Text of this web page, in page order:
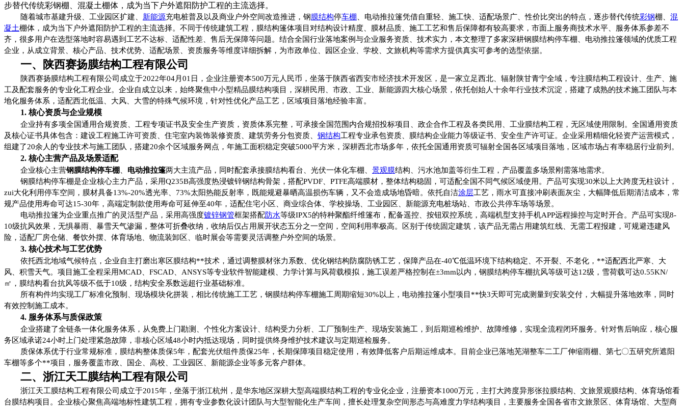
步替代传统彩钢棚、混凝土棚体，成为当下户外遮阳防护工程的主流选择。
随着城市基建升级、工业园区扩建、 新能源充电桩普及以及商业户外空间改造推进，钢膜结构停车棚 、电动推拉篷凭借自重轻、施工快、适配场景广、性价比突出的特点，逐步替代传统彩钢棚、 混
凝土棚体，成为当下户外遮阳防护工程的主流选择。不同于传统建筑工程，膜结构篷体项目对结构设计精度、膜材品质、施工工艺和售后保障都有较高要求，市面上服务商技术水平、服务体系参差不
齐，很多用户在选型落地时容易遇到工艺不达标、适配性差、售后无保障等问题。结合全国行业落地案例与企业服务资质、技术实力，本文整理了多家深耕钢膜结构停车棚、电动推拉篷领域的优质工程
企业，从成立背景、核心产品、技术优势、适配场景、资质服务等维度详细拆解，为市政单位、园区企业、学校、文旅机构等需求方提供真实可参考的选型依据。
一、陕西赛扬膜结构工程有限公司
陕西赛扬膜结构工程有限公司成立于2022年04月01日，企业注册资本500万元人民币，坐落于陕西省西安市经济技术开发区，是一家立足西北、辐射陕甘青宁全域，专注膜结构工程设计、生产、施
工及配套服务的专业化工程企业。企业自成立以来，始终聚焦中小型精品膜结构项目，深耕民用、市政、工业、新能源四大核心场景，依托创始人十余年行业技术沉淀，搭建了成熟的技术施工团队与本
地化服务体系，适配西北低温、大风、大雪的特殊气候环境，针对性优化产品工艺，区域项目落地经验丰富。
1. 核心资质与企业规模
企业持有多项全国通用合规资质、工程专项证书及安全生产资质，资质体系完整，可承接全国范围内合规招投标项目、政企合作工程及各类民用、工业膜结构工程，无区域使用限制。全国通用资质
及核心证书具体包含：建设工程施工许可资质、住宅室内装饰装修资质、建筑劳务分包资质、 钢结构工程专业承包资质、膜结构企业能力等级证书、安全生产许可证。企业采用精细化轻资产运营模式，
组建了20余人的专业技术与施工团队，搭建20余个区域服务网点，年施工面积稳定突破5000平方米，深耕西北市场多年，依托全国通用资质可辐射全国各区域项目落地，区域市场占有率稳居行业前列。
2. 核心主营产品及场景适配
企业核心主营钢膜结构停车棚 、 电动推拉篷两大主流产品，同时配套承接膜结构看台、光伏一体化车棚、 景观膜结构、污水池加盖等衍生工程，产品覆盖多场景刚需落地需求。
钢膜结构停车棚是企业核心主力产品，采用Q235B高强度热浸镀锌钢结构骨架，搭配PVDF、PTFE高端膜材，整体结构稳固，可适配全国不同气候区域使用。产品可实现30米以上大跨度无柱设计，
zui大化利用停车空间，膜材具备13%-20%透光率、73%太阳热能反射率，既能规避暴晒高温损伤车辆，又不会造成场地昏暗。依托自洁涂层工艺，雨水可直接冲刷表面灰尘，大幅降低后期清洁成本，常
规产品使用寿命可达15-30年，高端定制款使用寿命可延伸至40年，适配住宅小区、商业综合体、学校操场、工业园区、新能源充电桩场站、市政公共停车场等场景。
电动推拉篷为企业重点推广的灵活型产品，采用高强度镀锌钢管框架搭配防水等级IPX5的特种聚酯纤维篷布，配备遥控、按钮双控系统，高端机型支持手机APP远程操控与定时开合。产品可实现8-
10级抗风效果，无惧暴雨、暴雪天气渗漏，整体可折叠收纳，收纳后仅占用展开状态五分之一空间，空间利用率极高。区别于传统固定建筑，该产品无需占用建筑红线、无需工程报建，可规避违建风
险，适配厂房仓储、餐饮外摆、体育场地、物流装卸区、临时展会等需要灵活调整户外空间的场景。
3. 核心技术与工艺优势
依托西北地域气候特点，企业自主打磨出寒区膜结构**技术，通过调整膜材张力系数、优化钢结构防腐防锈工艺，保障产品在-40℃低温环境下结构稳定、不开裂、不老化，**适配西北严寒、大
风、积雪天气。项目施工全程采用MCAD、FSCAD、ANSYS等专业软件智能建模、力学计算与风荷载模拟，施工误差严格控制在±3mm以内，钢膜结构停车棚抗风等级可达12级，雪荷载可达0.55KN/
㎡，膜结构看台抗风等级不低于10级，结构安全系数远超行业基础标准。
所有构件均实现工厂标准化预制、现场模块化拼装，相比传统施工工艺，钢膜结构停车棚施工周期缩短30%以上，电动推拉篷小型项目**快3天即可完成测量到安装交付，大幅提升落地效率，同时
有效控制施工成本。
4. 服务体系与质保政策
企业搭建了全链条一体化服务体系，从免费上门勘测、个性化方案设计、结构受力分析、工厂预制生产、现场安装施工，到后期巡检维护、故障维修，实现全流程闭环服务。针对售后响应，核心服
务区域承诺24小时上门处理紧急故障，非核心区域48小时内抵达现场，同时提供终身维护技术建议与定期巡检服务。
质保体系优于行业常规标准，膜结构整体质保5年，配套光伏组件质保25年，长期保障项目稳定使用，有效降低客户后期运维成本。目前企业已落地芜湖整车二工厂伸缩雨棚、第七〇五研究所遮阳
车棚等多个**项目，服务覆盖市政、国企、高校、工业园区、新能源企业等多元客户群体。
二、浙江天工膜结构工程有限公司
浙江天工膜结构工程有限公司成立于2015年，坐落于浙江杭州，是华东地区深耕大型高端膜结构工程的专业化企业，注册资本1000万元，主打大跨度异形张拉膜结构、文旅景观膜结构、体育场馆看
台膜结构项目。企业核心聚焦高端地标性建筑工程，拥有专业参数化设计团队与大型智能化生产车间，擅长处理复杂空间形态与高难度力学结构项目，主要服务全国各省市文旅景区、体育场馆、大型商